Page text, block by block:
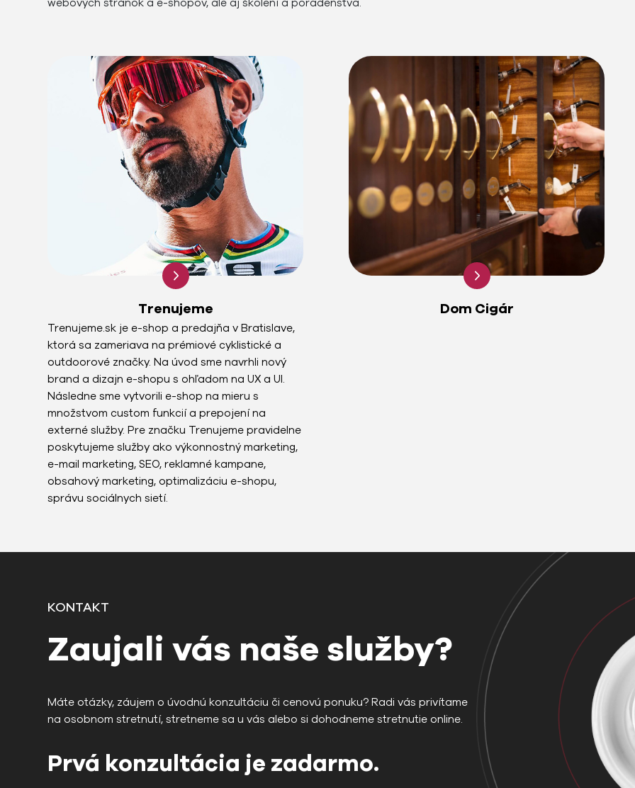
webových stránok a e-shopov, ale aj školení a poradenstva.
Trenujeme
Trenujeme.sk je e-shop a predajňa v Bratislave,
ktorá sa zameriava na prémiové cyklistické a
outdoorové značky. Na úvod sme navrhli nový
brand a dizajn e-shopu s ohľadom na UX a UI.
Následne sme vytvorili e-shop na mieru s
množstvom custom funkcií a prepojení na
externé služby. Pre značku Trenujeme pravidelne
poskytujeme služby ako výkonnostný marketing,
e-mail marketing, SEO, reklamné kampane,
obsahový marketing, optimalizáciu e-shopu,
správu sociálnych sietí.
Dom Cigár
KONTAKT
Zaujali vás naše služby?
Máte otázky, záujem o úvodnú konzultáciu či cenovú ponuku? Radi vás privítame
na osobnom stretnutí, stretneme sa u vás alebo si dohodneme stretnutie online.
Prvá konzultácia je zadarmo.